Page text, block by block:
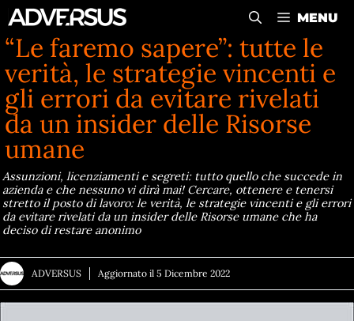
Vai
al
contenuto
MENU
“Le faremo sapere”: tutte le
verità, le strategie vincenti e
gli errori da evitare rivelati
da un insider delle Risorse
umane
Assunzioni, licenziamenti e segreti: tutto quello che succede in
azienda e che nessuno vi dirà mai! Cercare, ottenere e tenersi
stretto il posto di lavoro: le verità, le strategie vincenti e gli errori
da evitare rivelati da un insider delle Risorse umane che ha
deciso di restare anonimo
ADVERSUS Aggiornato il 5 Dicembre 2022